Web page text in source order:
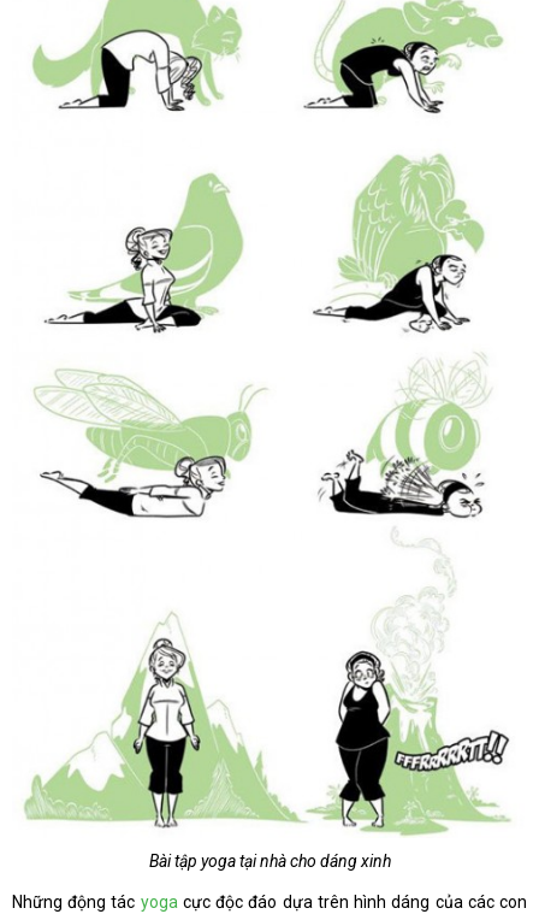
Bài tập yoga tại nhà cho dáng xinh
Những động tác yogacực độc đáo dựa trên hình dáng của các con